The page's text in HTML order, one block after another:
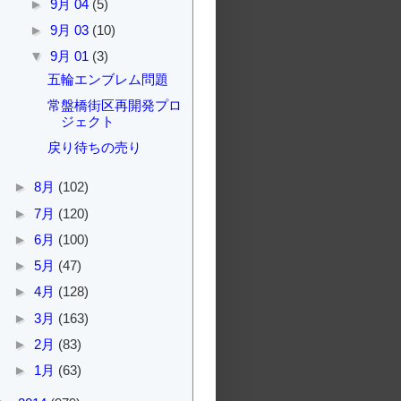
► 9月 04 (5)
► 9月 03 (10)
▼ 9月 01 (3)
五輪エンブレム問題
常盤橋街区再開発プロ
ジェクト
戻り待ちの売り
► 8月 (102)
► 7月 (120)
► 6月 (100)
► 5月 (47)
► 4月 (128)
► 3月 (163)
► 2月 (83)
► 1月 (63)